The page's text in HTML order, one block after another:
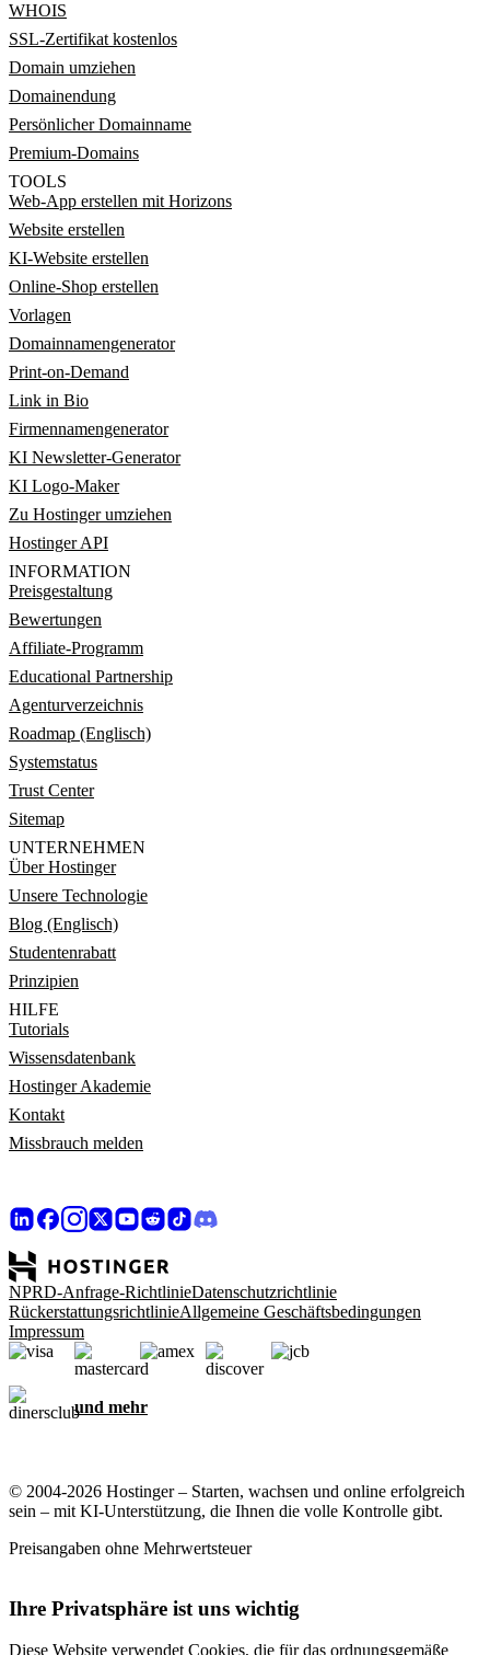
WHOIS
SSL-Zertifikat kostenlos
Domain umziehen
Domainendung
Persönlicher Domainname
Premium-Domains
TOOLS
Web-App erstellen mit Horizons
Website erstellen
KI-Website erstellen
Online-Shop erstellen
Vorlagen
Domainnamengenerator
Print-on-Demand
Link in Bio
Firmennamengenerator
KI Newsletter-Generator
KI Logo-Maker
Zu Hostinger umziehen
Hostinger API
INFORMATION
Preisgestaltung
Bewertungen
Affiliate-Programm
Educational Partnership
Agenturverzeichnis
Roadmap (Englisch)
Systemstatus
Trust Center
Sitemap
UNTERNEHMEN
Über Hostinger
Unsere Technologie
Blog (Englisch)
Studentenrabatt
Prinzipien
HILFE
Tutorials
Wissensdatenbank
Hostinger Akademie
Kontakt
Missbrauch melden
NPRD-Anfrage-RichtlinieDatenschutzrichtlinie
RückerstattungsrichtlinieAllgemeine Geschäftsbedingungen
Impressum
und mehr
© 2004-2026 Hostinger – Starten, wachsen und online erfolgreich
sein – mit KI-Unterstützung, die Ihnen die volle Kontrolle gibt.
Preisangaben ohne Mehrwertsteuer
Ihre Privatsphäre ist uns wichtig
Diese Website verwendet Cookies, die für das ordnungsgemäße